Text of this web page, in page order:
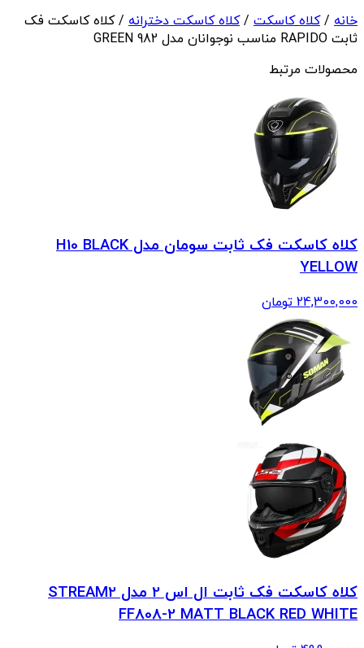
خانه /کلاه کاسکت /کلاه کاسکت دخترانه / کلاه کاسکت فک
ثابت RAPIDO مناسب نوجوانان مدل 982 GREEN
محصولات مرتبط
کلاه کاسکت فک ثابت سومان مدل H10 BLACK
YELLOW
24,300,000 تومان
کلاه کاسکت فک ثابت ال اس 2 مدل STREAM2
FF808-2 MATT BLACK RED WHITE